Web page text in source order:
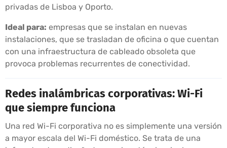
privadas de Lisboa y Oporto.
Ideal para: empresas que se instalan en nuevas
instalaciones, que se trasladan de oficina o que cuentan
con una infraestructura de cableado obsoleta que
provoca problemas recurrentes de conectividad.
Redes inalámbricas corporativas: Wi-Fi
que siempre funciona
Una red Wi-Fi corporativa no es simplemente una versión
a mayor escala del Wi-Fi doméstico. Se trata de una